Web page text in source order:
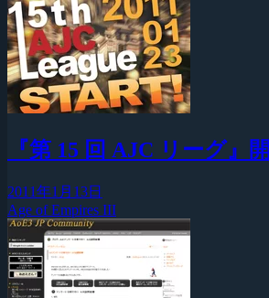
『第 15 回 AJC リーグ』
2011年1月13日
Age of Empires III